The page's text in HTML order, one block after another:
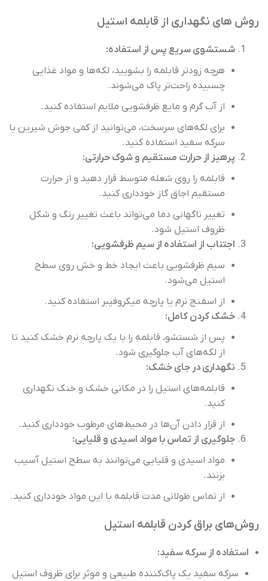
روش های نگهداری از قابلمه‌ استیل
شستشوی سریع پس از استفاده:
هرچه زودتر قابلمه را بشویید، لکه‌ها و مواد غذایی
چسبیده راحت‌تر پاک می‌شوند.
از آب گرم و مایع ظرفشویی ملایم استفاده کنید.
برای لکه‌های سرسخت، می‌توانید از کمی جوش شیرین یا
سرکه سفید استفاده کنید.
پرهیز از حرارت مستقیم و شوک حرارتی:
قابلمه را روی شعله متوسط قرار دهید و از حرارت
مستقیم اجاق گاز خودداری کنید.
تغییر ناگهانی دما می‌تواند باعث تغییر رنگ و شکل
ظروف استیل شود.
اجتناب از استفاده از سیم ظرفشویی:
سیم ظرفشویی باعث ایجاد خط و خش روی سطح
استیل می‌شود.
از اسفنج نرم یا پارچه میکروفیبر استفاده کنید.
خشک کردن کامل:
پس از شستشو، قابلمه را با یک پارچه نرم خشک کنید تا
از لکه‌های آب جلوگیری شود.
نگهداری در جای خشک:
قابلمه‌های استیل را در مکانی خشک و خنک نگهداری
کنید.
از قرار دادن آن‌ها در محیط‌های مرطوب خودداری کنید.
جلوگیری از تماس با مواد اسیدی و قلیایی:
مواد اسیدی و قلیایی می‌توانند به سطح استیل آسیب
بزنند.
از تماس طولانی مدت قابلمه با این مواد خودداری کنید.
روش‌های براق کردن قابلمه‌ استیل
استفاده از سرکه سفید:
سرکه سفید یک پاک‌کننده طبیعی و موثر برای ظروف استیل